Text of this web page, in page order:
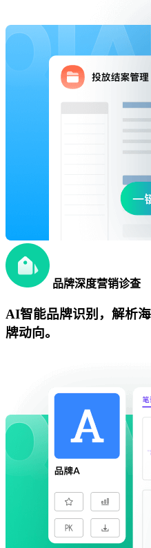
品牌深度营销诊查
AI智能品牌识别，解析
牌动向。